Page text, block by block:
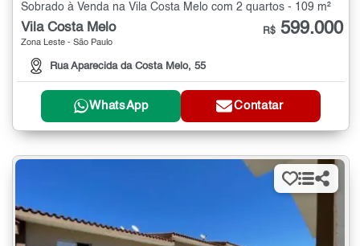
Sobrado à Venda na Vila Costa Melo com 2 quartos - 109 m²
Vila Costa Melo
Zona Leste - São Paulo
Rua Aparecida da Costa Melo, 55
R$ 599.000
WhatsApp Contatar